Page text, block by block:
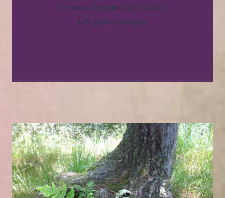
En waar datgene wat vastzit,
kan gaan bewegen.